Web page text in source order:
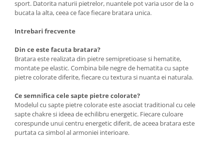
sport. Datorita naturii pietrelor, nuantele pot varia usor de la o
bucata la alta, ceea ce face fiecare bratara unica.
Intrebari frecvente
Din ce este facuta bratara?
Bratara este realizata din pietre semipretioase si hematite,
montate pe elastic. Combina bile negre de hematita cu sapte
pietre colorate diferite, fiecare cu textura si nuanta ei naturala.
Ce semnifica cele sapte pietre colorate?
Modelul cu sapte pietre colorate este asociat traditional cu cele
sapte chakre si ideea de echilibru energetic. Fiecare culoare
corespunde unui centru energetic diferit, de aceea bratara este
purtata ca simbol al armoniei interioare.